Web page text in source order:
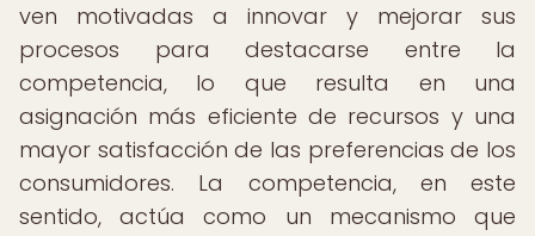
ven motivadas a innovar y mejorar sus
procesos para destacarse entre la
competencia, lo que resulta en una
asignación más eficiente de recursos y una
mayor satisfacción de las preferencias de los
consumidores. La competencia, en este
sentido, actúa como un mecanismo que